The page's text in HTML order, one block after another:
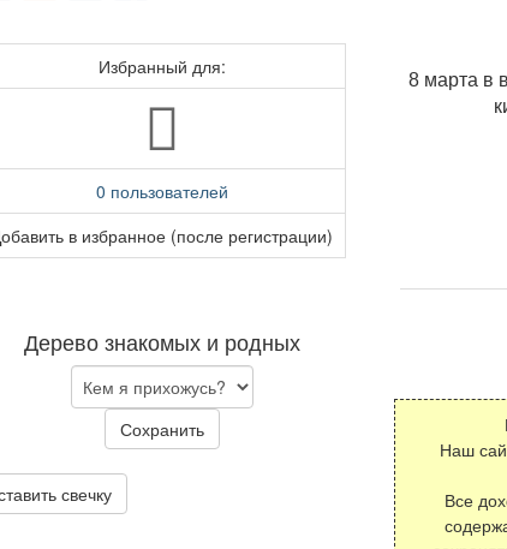
Избранный для:
0 пользователей
в избранное (после регистрации)
Дерево знакомых и родных
Сохранить
свечку
8 марта в
Наш
Все